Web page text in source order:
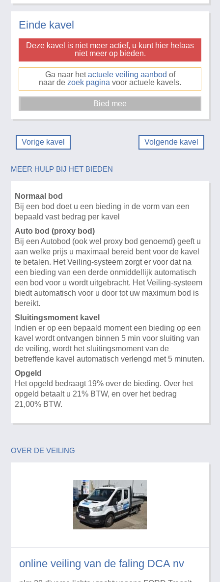
Einde kavel
Deze kavel is niet meer actief, u kunt hier helaas
niet meer op bieden.
Ga naar hetactuele veiling aanbod of
naar de zoek pagina voor actuele kavels.
Vorige kavel Volgende kavel
MEER HULP BIJ HET BIEDEN
Normaal bod
Bij een bod doet u een bieding in de vorm van een
bepaald vast bedrag per kavel
Auto bod (proxy bod)
Bij een Autobod (ook wel proxy bod genoemd) geeft u
aan welke prijs u maximaal bereid bent voor de kavel
te betalen. Het Veiling-systeem zorgt er voor dat na
een bieding van een derde onmiddellijk automatisch
een bod voor u wordt uitgebracht. Het Veiling-systeem
biedt automatisch voor u door tot uw maximum bod is
bereikt.
Sluitingsmoment kavel
Indien er op een bepaald moment een bieding op een
kavel wordt ontvangen binnen 5 min voor sluiting van
de veiling, wordt het sluitingsmoment van de
betreffende kavel automatisch verlengd met 5 minuten.
Opgeld
Het opgeld bedraagt 19% over de bieding. Over het
opgeld betaalt u 21% BTW, en over het bedrag
21,00% BTW.
OVER DE VEILING
online veiling van de faling DCA nv